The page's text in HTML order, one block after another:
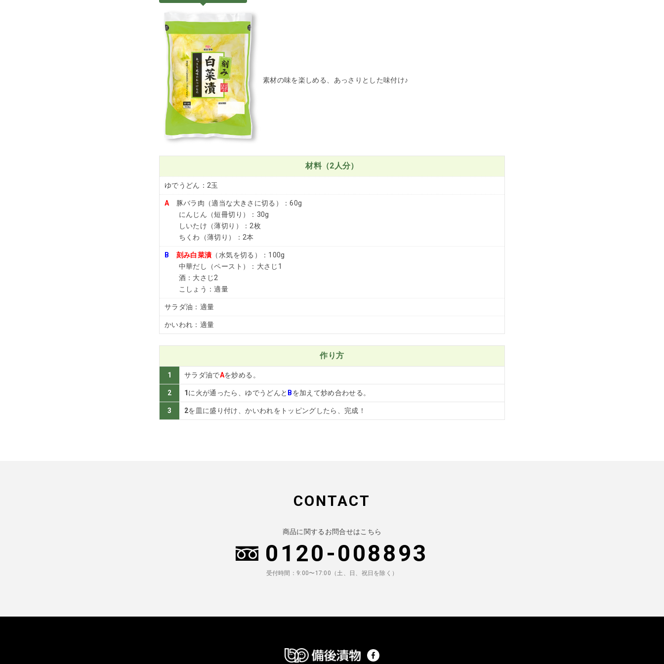
素材の味を楽しめる、あっさりとした味付け♪
材料（2人分）
ゆでうどん：2玉
A 豚バラ肉（適当な大きさに切る）：60g
にんじん（短冊切り）：30g
しいたけ（薄切り）：2枚
ちくわ（薄切り）：2本
B 刻み白菜漬 （水気を切る）：100g
中華だし（ペースト）：大さじ1
酒：大さじ2
こしょう：適量
サラダ油：適量
かいわれ：適量
作り方
1 サラダ油でAを炒める。
2 1 に火が通ったら、ゆでうどんと Bを加えて炒め合わせる。
3 2を皿に盛り付け、かいわれをトッピングしたら、完成！
CONTACT
商品に関するお問合せはこちら
0120-008893
受付時間：9:00〜17:00（土、日、祝日を除く）